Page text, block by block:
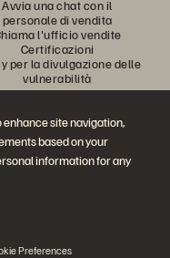
site navigation,
based on your
information for any
Preferences
Avvia una chat con il
personale di vendita
l'ufficio vendite
Certificazioni
per la divulgazione delle
vulnerabilità
di Everpure
sono riservati.